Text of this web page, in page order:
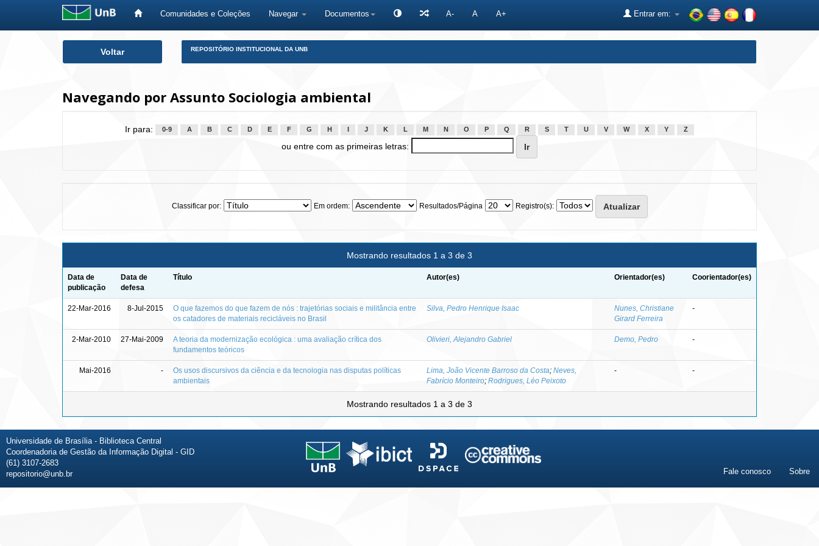
Comunidades e Coleções Navegar Documentos A- A A+ Entrar em:
Voltar REPOSITÓRIO INSTITUCIONAL DA UNB
Navegando por Assunto Sociologia ambiental
Ir para: 0-9 A B C D E F G H J K L M N O P Q R S T U V W X Y Z
ou entre com as primeiras letras:
Classificar por: Em ordem: Resultados/Página Registro(s):
Mostrando resultados 1 a 3 de 3
Data de
publicação
Data de
defesa
Título Autor(es) Orientador(es) Coorientador(es)
22-Mar-2016 8-Jul-2015
O que fazemos do que fazem de nós : trajetórias sociais e militância entre
os catadores de materiais recicláveis no Brasil
Silva, Pedro Henrique Isaac
Nunes, Christiane
Girard Ferreira
-
2-Mar-2010 27-Mai-2009
A teoria da modernização ecológica : uma avaliação crítica dos
fundamentos teóricos
Olivieri, Alejandro Gabriel Demo, Pedro -
Mai-2016 -
Os usos discursivos da ciência e da tecnologia nas disputas políticas
ambientais
Lima, João Vicente Barroso da Costa; Neves,
Fabrício Monteiro; Rodrigues, Léo Peixoto
- -
Mostrando resultados 1 a 3 de 3
Universidade de Brasília - Biblioteca Central
Coordenadoria de Gestão da Informação Digital - GID
(61) 3107-2683
repositorio@unb.br
Fale conosco Sobre